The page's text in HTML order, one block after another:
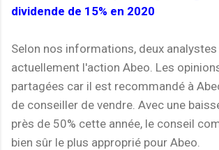
dividende de 15% en 2020
Selon nos informations, deux
actuellement l'action Abeo. Les
partagées car il est recommandé à
de conseiller de vendre. Avec une
près de 50% cette année, le conseil
bien sûr le plus approprié pour Abeo.